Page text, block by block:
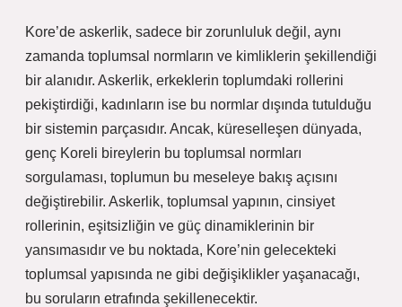
Kore’de askerlik, sadece bir zorunluluk değil, aynı
zamanda toplumsal normların ve kimliklerin şekillendiği
bir alanıdır. Askerlik, erkeklerin toplumdaki rollerini
pekiştirdiği, kadınların ise bu normlar dışında tutulduğu
bir sistemin parçasıdır. Ancak, küreselleşen dünyada,
genç Koreli bireylerin bu toplumsal normları
sorgulaması, toplumun bu meseleye bakış açısını
değiştirebilir. Askerlik, toplumsal yapının, cinsiyet
rollerinin, eşitsizliğin ve güç dinamiklerinin bir
yansımasıdır ve bu noktada, Kore’nin gelecekteki
toplumsal yapısında ne gibi değişiklikler yaşanacağı,
bu soruların etrafında şekillenecektir.